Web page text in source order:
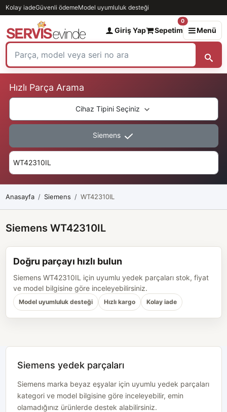
Kolay iadeGüvenli ödemeModel uyumluluk desteği
Giriş Yap Sepetim
0
Menü
Hızlı Parça Arama
Cihaz Tipini Seçiniz
Siemens
Anasayfa Siemens WT42310IL
Siemens WT42310IL
Doğru parçayı hızlı bulun
Siemens WT42310IL için uyumlu yedek parçaları stok, fiyat
ve model bilgisine göre inceleyebilirsiniz.
Model uyumluluk desteği Hızlı kargo Kolay iade
Siemens yedek parçaları
Siemens marka beyaz eşyalar için uyumlu yedek parçaları
kategori ve model bilgisine göre inceleyebilir, emin
olamadığınız ürünlerde destek alabilirsiniz.